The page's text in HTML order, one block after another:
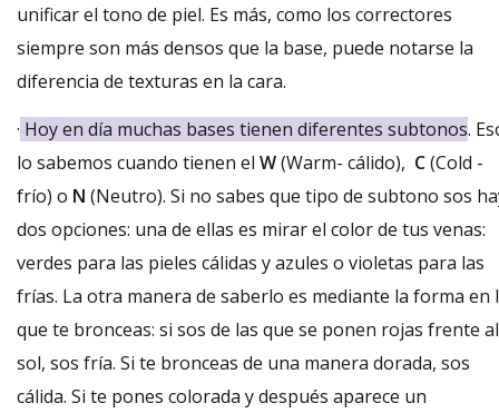
unificar el tono de piel. Es más, como los correctores
siempre son más densos que la base, puede notarse la
diferencia de texturas en la cara.
· Hoy en día muchas bases tienen diferentes subtonos.
lo sabemos cuando tienen el W(Warm- cálido), C(Cold -
frío) o N (Neutro). Si no sabes que tipo de subtono sos
dos opciones: una de ellas es mirar el color de tus venas:
verdes para las pieles cálidas y azules o violetas para las
frías. La otra manera de saberlo es mediante la forma en
que te bronceas: si sos de las que se ponen rojas frente al
sol, sos fría. Si te bronceas de una manera dorada, sos
cálida. Si te pones colorada y después aparece un